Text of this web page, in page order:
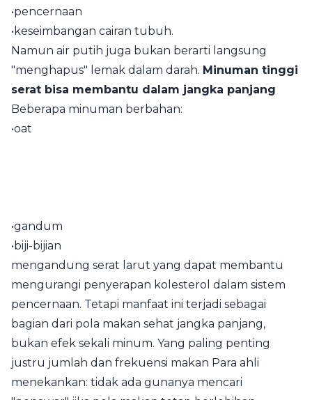
•pencernaan
•keseimbangan cairan tubuh.
Namun air putih juga bukan berarti langsung
"menghapus" lemak dalam darah. Minuman tinggi
serat bisa membantu dalam jangka panjang
Beberapa minuman berbahan:
•oat
•gandum
•biji-bijian
mengandung serat larut yang dapat membantu
mengurangi penyerapan kolesterol dalam sistem
pencernaan. Tetapi manfaat ini terjadi sebagai
bagian dari pola makan sehat jangka panjang,
bukan efek sekali minum. Yang paling penting
justru jumlah dan frekuensi makan Para ahli
menekankan: tidak ada gunanya mencari